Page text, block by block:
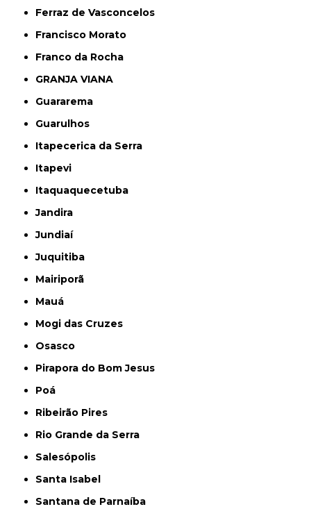
Ferraz de Vasconcelos
Francisco Morato
Franco da Rocha
GRANJA VIANA
Guararema
Guarulhos
Itapecerica da Serra
Itapevi
Itaquaquecetuba
Jandira
Jundiaí
Juquitiba
Mairiporã
Mauá
Mogi das Cruzes
Osasco
Pirapora do Bom Jesus
Poá
Ribeirão Pires
Rio Grande da Serra
Salesópolis
Santa Isabel
Santana de Parnaíba